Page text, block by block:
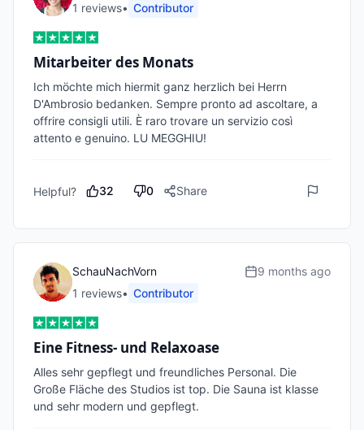
1 reviews• Contributor
Mitarbeiter des Monats
Ich möchte mich hiermit ganz herzlich bei Herrn
D'Ambrosio bedanken. Sempre pronto ad ascoltare, a
offrire consigli utili. È raro trovare un servizio così
attento e genuino. LU MEGGHIU!
Helpful? 32 0 Share
SchauNachVorn
1 reviews• Contributor
9 months ago
Eine Fitness- und Relaxoase
Alles sehr gepflegt und freundliches Personal. Die
Große Fläche des Studios ist top. Die Sauna ist klasse
und sehr modern und gepflegt.